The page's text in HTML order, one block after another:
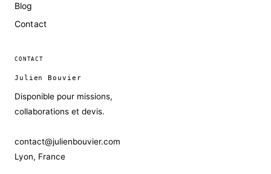
Blog
Contact
CONTACT
Julien Bouvier
Disponible pour missions,
collaborations et devis.
contact@julienbouvier.com
Lyon, France